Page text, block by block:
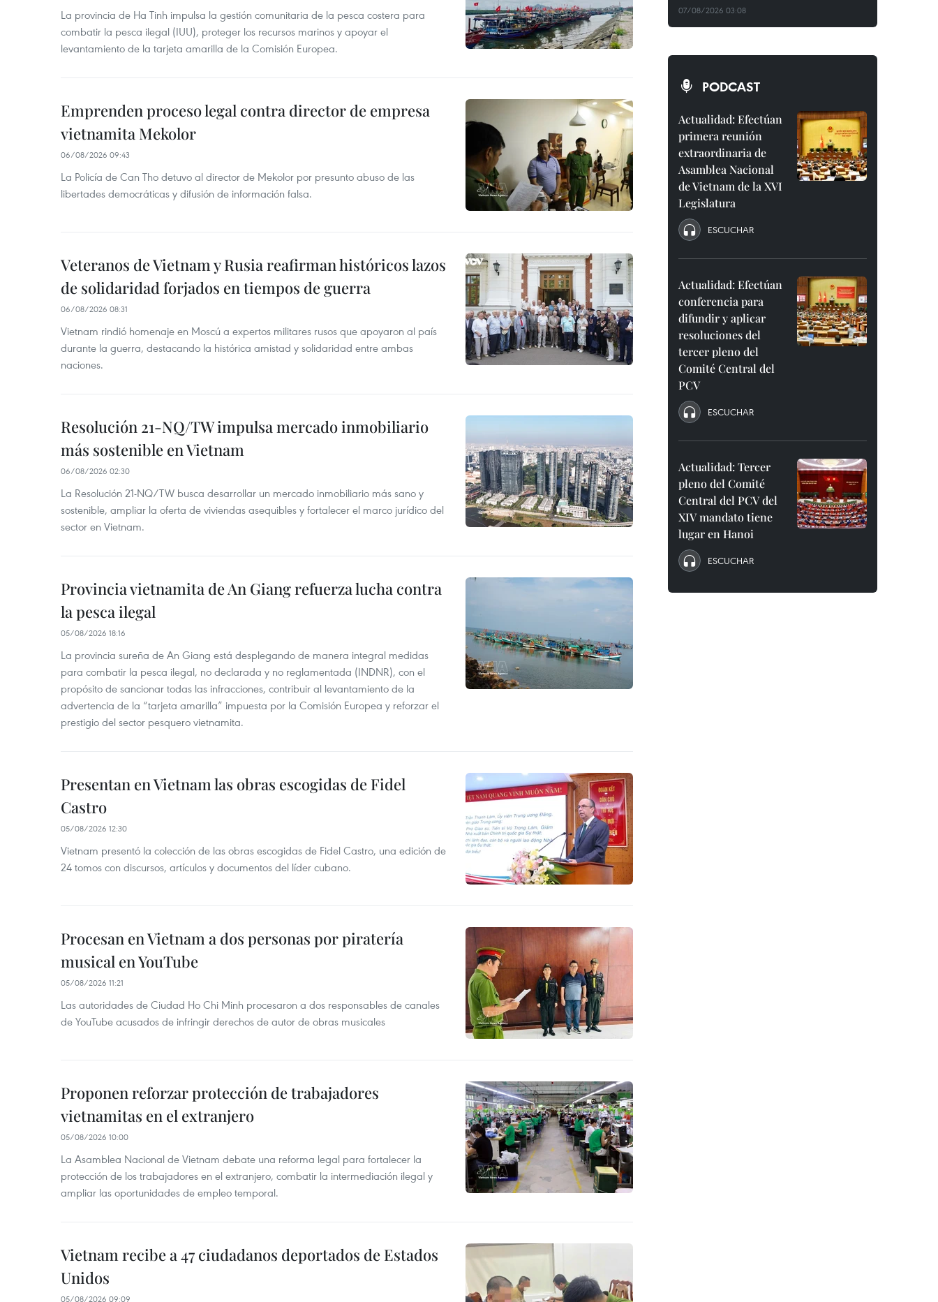
La provincia de Ha Tinh impulsa la gestión comunitaria de la pesca costera para
combatir la pesca ilegal (IUU), proteger los recursos marinos y apoyar el
levantamiento de la tarjeta amarilla de la Comisión Europea.
Emprenden proceso legal contra director de empresa
vietnamita Mekolor
06/08/2026 09:43
La Policía de Can Tho detuvo al director de Mekolor por presunto abuso de las
libertades democráticas y difusión de información falsa.
Veteranos de Vietnam y Rusia reafirman históricos lazos
de solidaridad forjados en tiempos de guerra
06/08/2026 08:31
Vietnam rindió homenaje en Moscú a expertos militares rusos que apoyaron al país
durante la guerra, destacando la histórica amistad y solidaridad entre ambas
naciones.
Resolución 21-NQ/TW impulsa mercado inmobiliario
más sostenible en Vietnam
06/08/2026 02:30
La Resolución 21-NQ/TW busca desarrollar un mercado inmobiliario más sano y
sostenible, ampliar la oferta de viviendas asequibles y fortalecer el marco jurídico del
sector en Vietnam.
Provincia vietnamita de An Giang refuerza lucha contra
la pesca ilegal
05/08/2026 18:16
La provincia sureña de An Giang está desplegando de manera integral medidas
para combatir la pesca ilegal, no declarada y no reglamentada (INDNR), con el
propósito de sancionar todas las infracciones, contribuir al levantamiento de la
advertencia de la “tarjeta amarilla” impuesta por la Comisión Europea y reforzar el
prestigio del sector pesquero vietnamita.
Presentan en Vietnam las obras escogidas de Fidel
Castro
05/08/2026 12:30
Vietnam presentó la colección de las obras escogidas de Fidel Castro, una edición de
24 tomos con discursos, artículos y documentos del líder cubano.
Procesan en Vietnam a dos personas por piratería
musical en YouTube
05/08/2026 11:21
Las autoridades de Ciudad Ho Chi Minh procesaron a dos responsables de canales
de YouTube acusados de infringir derechos de autor de obras musicales
Proponen reforzar protección de trabajadores
vietnamitas en el extranjero
05/08/2026 10:00
La Asamblea Nacional de Vietnam debate una reforma legal para fortalecer la
protección de los trabajadores en el extranjero, combatir la intermediación ilegal y
ampliar las oportunidades de empleo temporal.
Vietnam recibe a 47 ciudadanos deportados de Estados
Unidos
05/08/2026 09:09
07/08/2026 03:08
PODCAST
Actualidad: Efectúan
primera reunión
extraordinaria de
Asamblea Nacional
de Vietnam de la XVI
Legislatura
ESCUCHAR
Actualidad: Efectúan
conferencia para
difundir y aplicar
resoluciones del
tercer pleno del
Comité Central del
PCV
ESCUCHAR
Actualidad: Tercer
pleno del Comité
Central del PCV del
XIV mandato tiene
lugar en Hanoi
ESCUCHAR